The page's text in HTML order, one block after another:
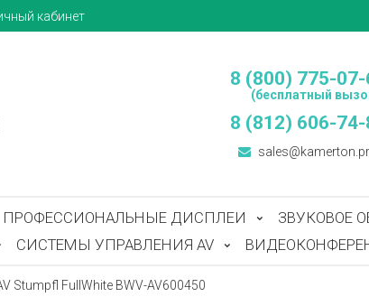
кабинет
8 (800) 775-07-
(бесплатный
8 (812) 606-74-
ПРОФЕССИОНАЛЬНЫЕ ДИСПЛЕИ ЗВУКОВОЕ
СИСТЕМЫ УПРАВЛЕНИЯ AV
Stumpfl FullWhite BWV-AV600450